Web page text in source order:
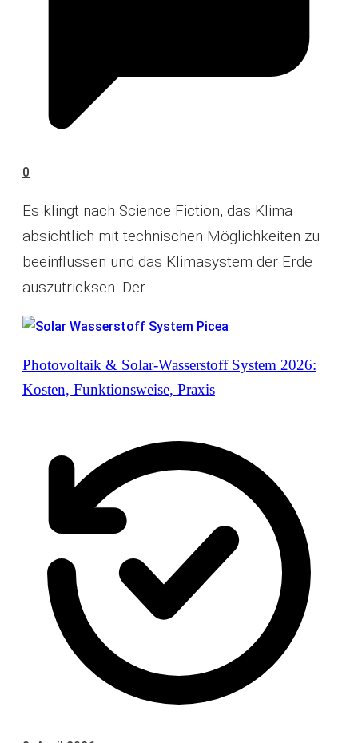
0
Es klingt nach Science Fiction, das Klima
absichtlich mit technischen Möglichkeiten zu
beeinflussen und das Klimasystem der Erde
auszutricksen. Der
Photovoltaik & Solar-Wasserstoff System 2026:
Kosten, Funktionsweise, Praxis